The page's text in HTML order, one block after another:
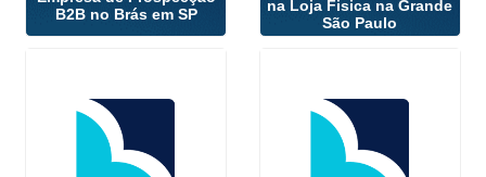
B2B no Brás em SP
na Loja Fisica na Grande
São Paulo